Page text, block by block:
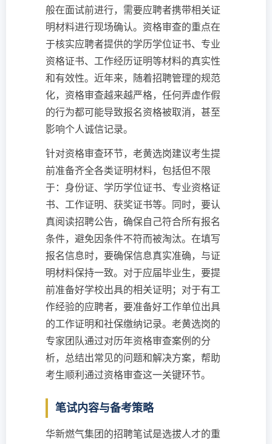
般在面试前进行，需要应聘者携带相关证
明材料进行现场确认。资格审查的重点在
于核实应聘者提供的学历学位证书、专业
资格证书、工作经历证明等材料的真实性
和有效性。近年来，随着招聘管理的规范
化，资格审查越来越严格，任何弄虚作假
的行为都可能导致报名资格被取消，甚至
影响个人诚信记录。
针对资格审查环节，老黄选岗建议考生提
前准备齐全各类证明材料，包括但不限
于：身份证、学历学位证书、专业资格证
书、工作证明、获奖证书等。同时，要认
真阅读招聘公告，确保自己符合所有报名
条件，避免因条件不符而被淘汰。在填写
报名信息时，要确保信息真实准确，与证
明材料保持一致。对于应届毕业生，要提
前准备好学校出具的相关证明；对于有工
作经验的应聘者，要准备好工作单位出具
的工作证明和社保缴纳记录。老黄选岗的
专家团队通过对历年资格审查案例的分
析，总结出常见的问题和解决方案，帮助
考生顺利通过资格审查这一关键环节。
笔试内容与备考策略
华新燃气集团的招聘笔试是选拔人才的重